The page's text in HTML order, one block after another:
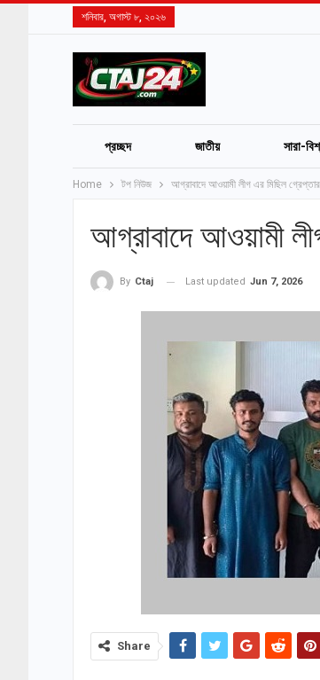
শনিবার, অগাস্ট ৮, ২০২৬
প্রচ্ছদ জাতীয় সারা-
Home টপ নিউজ আগ্রাবাদে আওয়ামী লীগ এর মিছিল গ্রেপ্তার
আগ্রাবাদে আওয়ামী
By Ctaj Last updated Jun 7, 2026
Share